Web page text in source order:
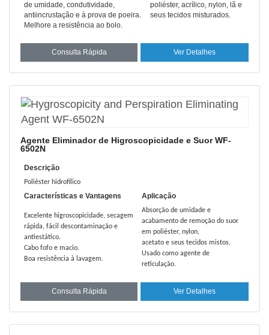
de umidade, condutividade,
antiincrustação e à prova de poeira.
Melhore a resistência ao bolo.
poliéster, acrílico, nylon, lã e
seus tecidos misturados.
Consulta Rápida Ver Detalhes
Agente Eliminador de Higroscopicidade e Suor WF-
6502N
Descrição
Poliéster hidrofílico
Características e Vantagens Aplicação
Excelente higroscopicidade, secagem
rápida, fácil descontaminação e
antiestático.
Cabo fofo e macio.
Boa resistência à lavagem.
Absorção de umidade e
acabamento de remoção do suor
em poliéster, nylon,
acetato e seus tecidos mistos.
Usado como agente de
reticulação.
Consulta Rápida Ver Detalhes